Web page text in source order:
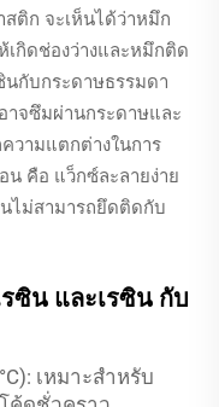
ติก จะเห็นได้ว่าหมึก
เกิดช่องว่างและหมึกติด
นกับกระดาษธรรมดา
จซึมผ่านกระดาษและ
วามแตกต่างในการ
น คือ แว็กซ์ละลายง่าย
ไม่สามารถยึดติดกับ
ซิน และเรซิน กับ
เหมาะสำหรับ